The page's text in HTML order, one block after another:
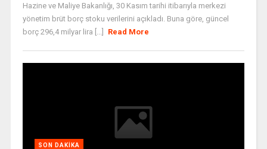
Hazine ve Maliye Bakanlığı, 30 Kasım tarihi itibarıyla merkezi
yönetim brüt borç stoku verilerini açıkladı. Buna göre, güncel
borç 296,4 milyar lira [...]
Read More
SON DAKIKA